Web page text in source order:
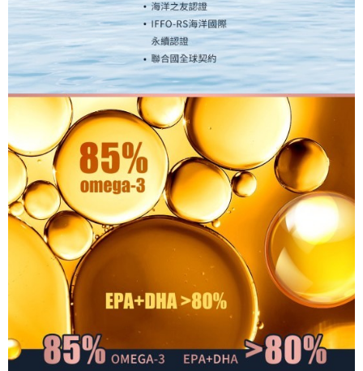
任。
４．使用「AFTEE先享後付」時，將依據個別帳號之用戶狀況，依本公司即
時審查核予不同之上限額度；若仍有額度不足之情形，本公司將視審查結果
請求用戶進行身份認證。
５．嚴禁一人註冊多個帳號或使用他人資訊註冊。若發現惡意使用之情形，
恩沛科技股份有限公司將有權停止該用戶之使用額度並採取法律行動。
付款後7-11取貨
每筆NT$90，滿NT$1,000(含以上)免運費
每筆NT$90，滿NT$1,000(含以上)免運費
貨到付款
每筆NT$90，滿NT$1,000(含以上)免運費